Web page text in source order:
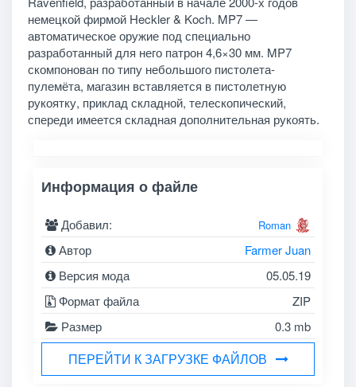
немецкой фирмой Heckler & Koch. MP7 —
автоматическое оружие под специально
разработанный для него патрон 4,6×30 мм. MP7
скомпонован по типу небольшого пистолета-
пулемёта, магазин вставляется в пистолетную
рукоятку, приклад складной, телескопический,
спереди имеется складная дополнительная рукоять.
Информация о файле
Добавил: Roman
Автор
Farmer Juan
Версия мода
05.05.19
Формат файла
ZIP
Размер
0.3 mb
ПЕРЕЙТИ К ЗАГРУЗКЕ ФАЙЛОВ